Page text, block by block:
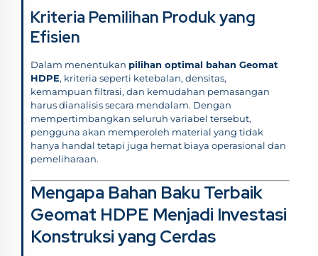
Kriteria Pemilihan Produk yang
Efisien
Dalam menentukan pilihan optimal bahan Geomat
HDPE, kriteria seperti ketebalan, densitas,
kemampuan filtrasi, dan kemudahan pemasangan
harus dianalisis secara mendalam. Dengan
mempertimbangkan seluruh variabel tersebut,
pengguna akan memperoleh material yang tidak
hanya handal tetapi juga hemat biaya operasional dan
pemeliharaan.
Mengapa Bahan Baku Terbaik
Geomat HDPE Menjadi Investasi
Konstruksi yang Cerdas